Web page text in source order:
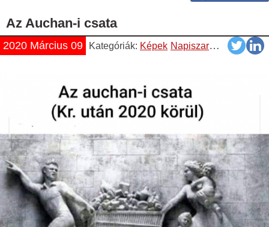
Az Auchan-i csata
2020 Március 09 Kategóriák: Képek Napiszar Vicces